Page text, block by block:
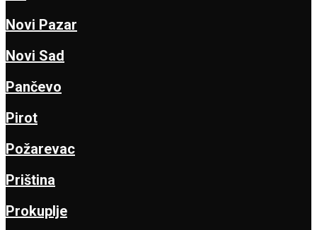
Novi Pazar
Novi Sad
Pančevo
Pirot
Požarevac
Priština
Prokuplje